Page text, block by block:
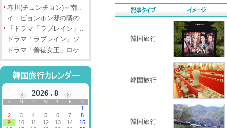
春川(チュンチョン)～南..
イ・ビョンホン邸の隣の..
『ドラマ「ラブレイン」..
ドラマ「ラブレイン」ソ..
ドラマ「善徳女王」ロケ..
韓国旅行
韓国旅行
韓国旅行